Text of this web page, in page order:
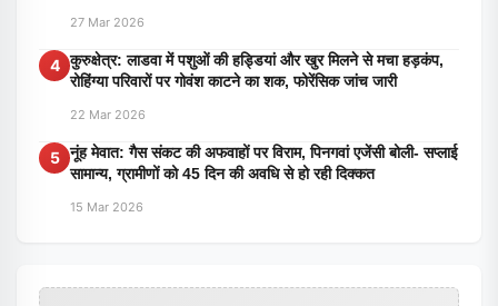
27 Mar 2026
4 कुरुक्षेत्र: लाडवा में पशुओं की हड्डियां और खुर मिलने से मचा हड़कंप,
रोहिंग्या परिवारों पर गोवंश काटने का शक, फोरेंसिक जांच जारी
22 Mar 2026
5 नूंह मेवात: गैस संकट की अफवाहों पर विराम, पिनगवां एजेंसी बोली- सप्लाई
सामान्य, ग्रामीणों को 45 दिन की अवधि से हो रही दिक्कत
15 Mar 2026